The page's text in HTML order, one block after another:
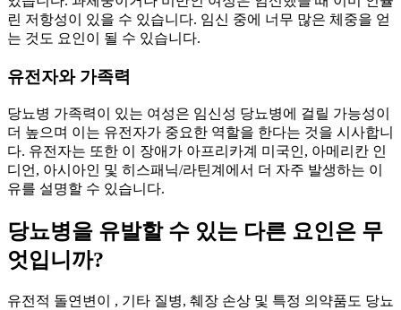
린 저항성이 있을 수 있습니다. 임신 중에 너무 많은 체중을 얻
는 것도 요인이 될 수 있습니다.
유전자와 가족력
당뇨병 가족력이 있는 여성은 임신성 당뇨병에 걸릴 가능성이
더 높으며 이는 유전자가 중요한 역할을 한다는 것을 시사합니
다. 유전자는 또한 이 장애가 아프리카계 미국인, 아메리칸 인
디언, 아시아인 및 히스패닉/라틴계에서 더 자주 발생하는 이
유를 설명할 수 있습니다.
당뇨병을 유발할 수 있는 다른 요인은 무
엇입니까?
유전적 돌연변이 , 기타 질병, 췌장 손상 및 특정 의약품도 당뇨